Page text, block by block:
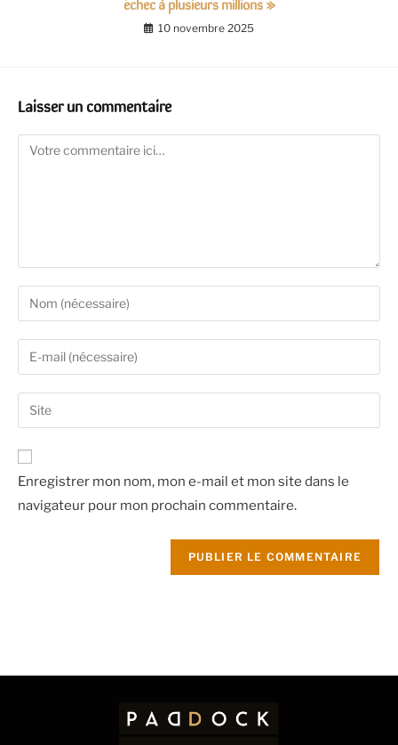
10 novembre 2025
Laisser un commentaire
Enregistrer mon nom, mon e-mail et mon site dans le
navigateur pour mon prochain commentaire.